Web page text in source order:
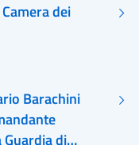
dei
Barachini
di